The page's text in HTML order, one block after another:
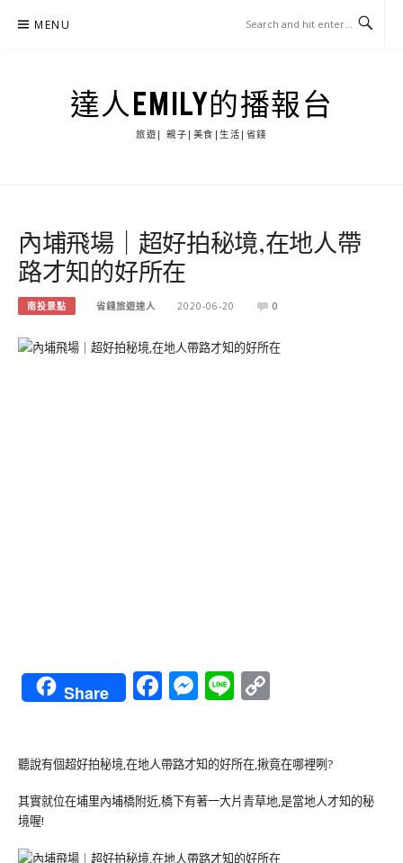
MENU
達人EMILY的播報台
旅遊| 親子|美食|生活|省錢
內埔飛場｜超好拍秘境,在地人帶
路才知的好所在
南投景點 省錢旅遊達人 2020-06-20 0
Share Facebook
Messenger
Line
聽說有個超好拍秘境,在地人帶路才知的好所在,揪竟在哪裡咧?
其實就位在埔里內埔橋附近,橋下有著一大片青草地,是當地人才知的秘
境喔!